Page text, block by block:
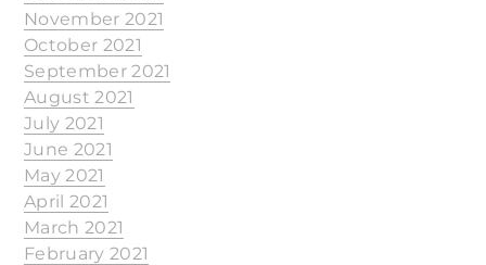
November 2021
October 2021
September 2021
August 2021
July 2021
June 2021
May 2021
April 2021
March 2021
February 2021